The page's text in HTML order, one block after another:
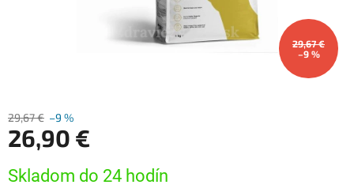
29,67 €
–9 %
29,67 € –9 %
26,90 €
cena:
Skladom do 24 hodín